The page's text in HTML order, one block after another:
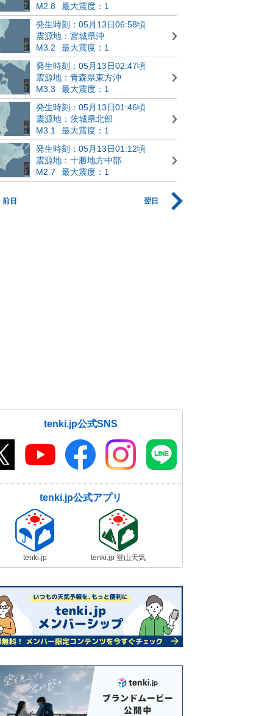
M2.8
最大震度：1
発生時刻：05月13日06:58頃
震源地：宮城県沖
M3.2
最大震度：1
発生時刻：05月13日02:47頃
震源地：青森県東方沖
M3.3
最大震度：1
発生時刻：05月13日01:46頃
震源地：茨城県北部
M3.1
最大震度：1
発生時刻：05月13日01:12頃
震源地：十勝地方中部
M2.7
最大震度：1
前日 翌日
tenki.jp公式SNS
tenki.jp公式アプリ
tenki.jp tenki.jp 登山天気